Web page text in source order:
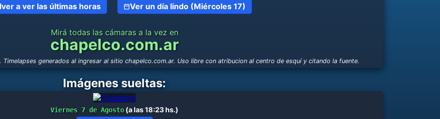
a ver las últimas horas Ver un día lindo (Miércoles 17)
Mirá todas las cámaras a la vez en
chapelco.com.ar
generados al ingresar al sitio chapelco.com.ar. Uso libre con atribucion al centro de esquí y citando la fuente.
Imágenes sueltas:
Viernes 7 de Agosto (a las 18:23 hs.)